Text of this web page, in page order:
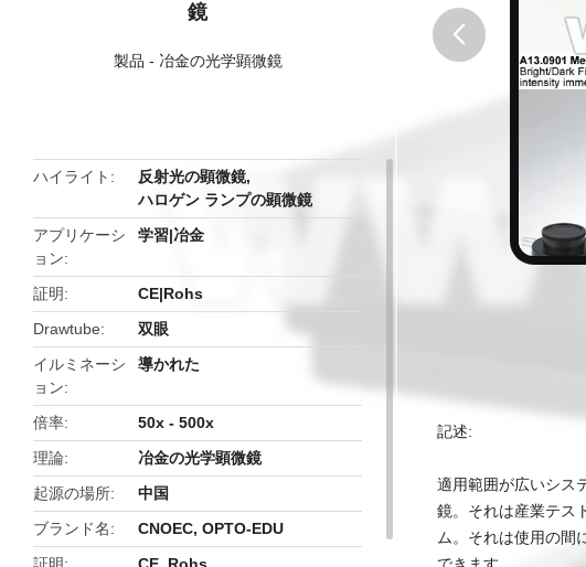
鏡
製品 - 冶金の光学顕微鏡
ハイライト 反射光の顕微鏡,
ハロゲン ランプの顕微鏡
アプリケーシ
ョン
学習|冶金
証明
CE|Rohs
Drawtube
双眼
イルミネーシ
ョン
導かれた
倍率
50x - 500x
理論
冶金の光学顕微鏡
起源の場所
中国
ブランド名
CNOEC, OPTO-EDU
記述:
適用範囲が広いシス
鏡。それは産業テス
ム。それは使用の間